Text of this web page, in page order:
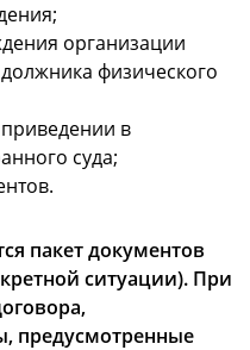
организации
физического
в
суда;
пакет документов
ситуации). При
предусмотренные